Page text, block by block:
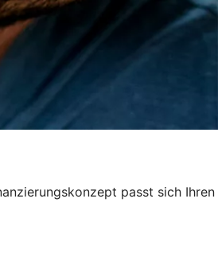
passt sich Ihren